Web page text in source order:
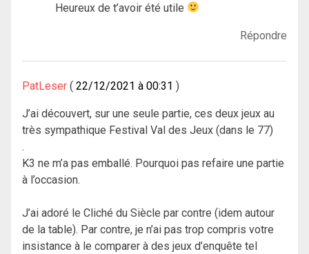
Heureux de t’avoir été utile
Répondre
PatLeser 22/12/2021 à 00:31
J’ai découvert, sur une seule partie, ces deux jeux au
très sympathique Festival Val des Jeux (dans le 77)
.
K3 ne m’a pas emballé. Pourquoi pas refaire une partie
à l’occasion.
J’ai adoré le Cliché du Siècle par contre (idem autour
de la table). Par contre, je n’ai pas trop compris votre
insistance à le comparer à des jeux d’enquête tel